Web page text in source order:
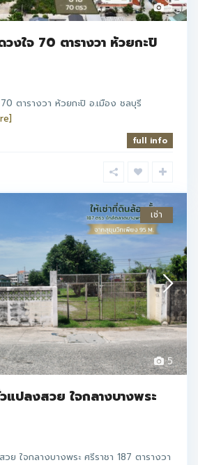
5
งใจ 70 ตารางวา ห้วยกะปิ
ตารางวา ห้วยกะปิ อ.เมือง ชลบุรี
full info
5
เช่า
แปลงสวย ใจกลางบางพระ
ย ใจกลางบางพระ ศรีราชา 187 ตารางวา